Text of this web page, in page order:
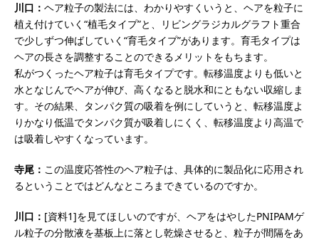
川口： ヘア粒子の製法には、わかりやすくいうと、ヘアを粒子に
植え付けていく“植毛タイプ”と、リビングラジカルグラフト重合
で少しずつ伸ばしていく“育毛タイプ”があります。育毛タイプは
ヘアの長さを調整することのできるメリットをもちます。
私がつくったヘア粒子は育毛タイプです。転移温度よりも低いと
水となじんでヘアが伸び、高くなると脱水和にともない収縮しま
す。その結果、タンパク質の吸着を例にしていうと、転移温度よ
りかなり低温でタンパク質が吸着しにくく、転移温度より高温で
は吸着しやすくなっています。
寺尾： この温度応答性のヘア粒子は、具体的に製品化に応用され
るということではどんなところまできているのですか。
川口： [資料1]を見てほしいのですが、ヘアをはやしたPNIPAMゲ
ル粒子の分散液を基板上に落とし乾燥させると、粒子が間隔をあ